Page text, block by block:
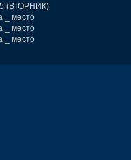
(ВТОРНИК)
_ место
_ место
_ место